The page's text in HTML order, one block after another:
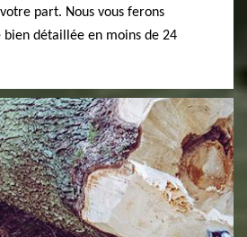
part. Nous vous ferons
bien détaillée en moins de 24